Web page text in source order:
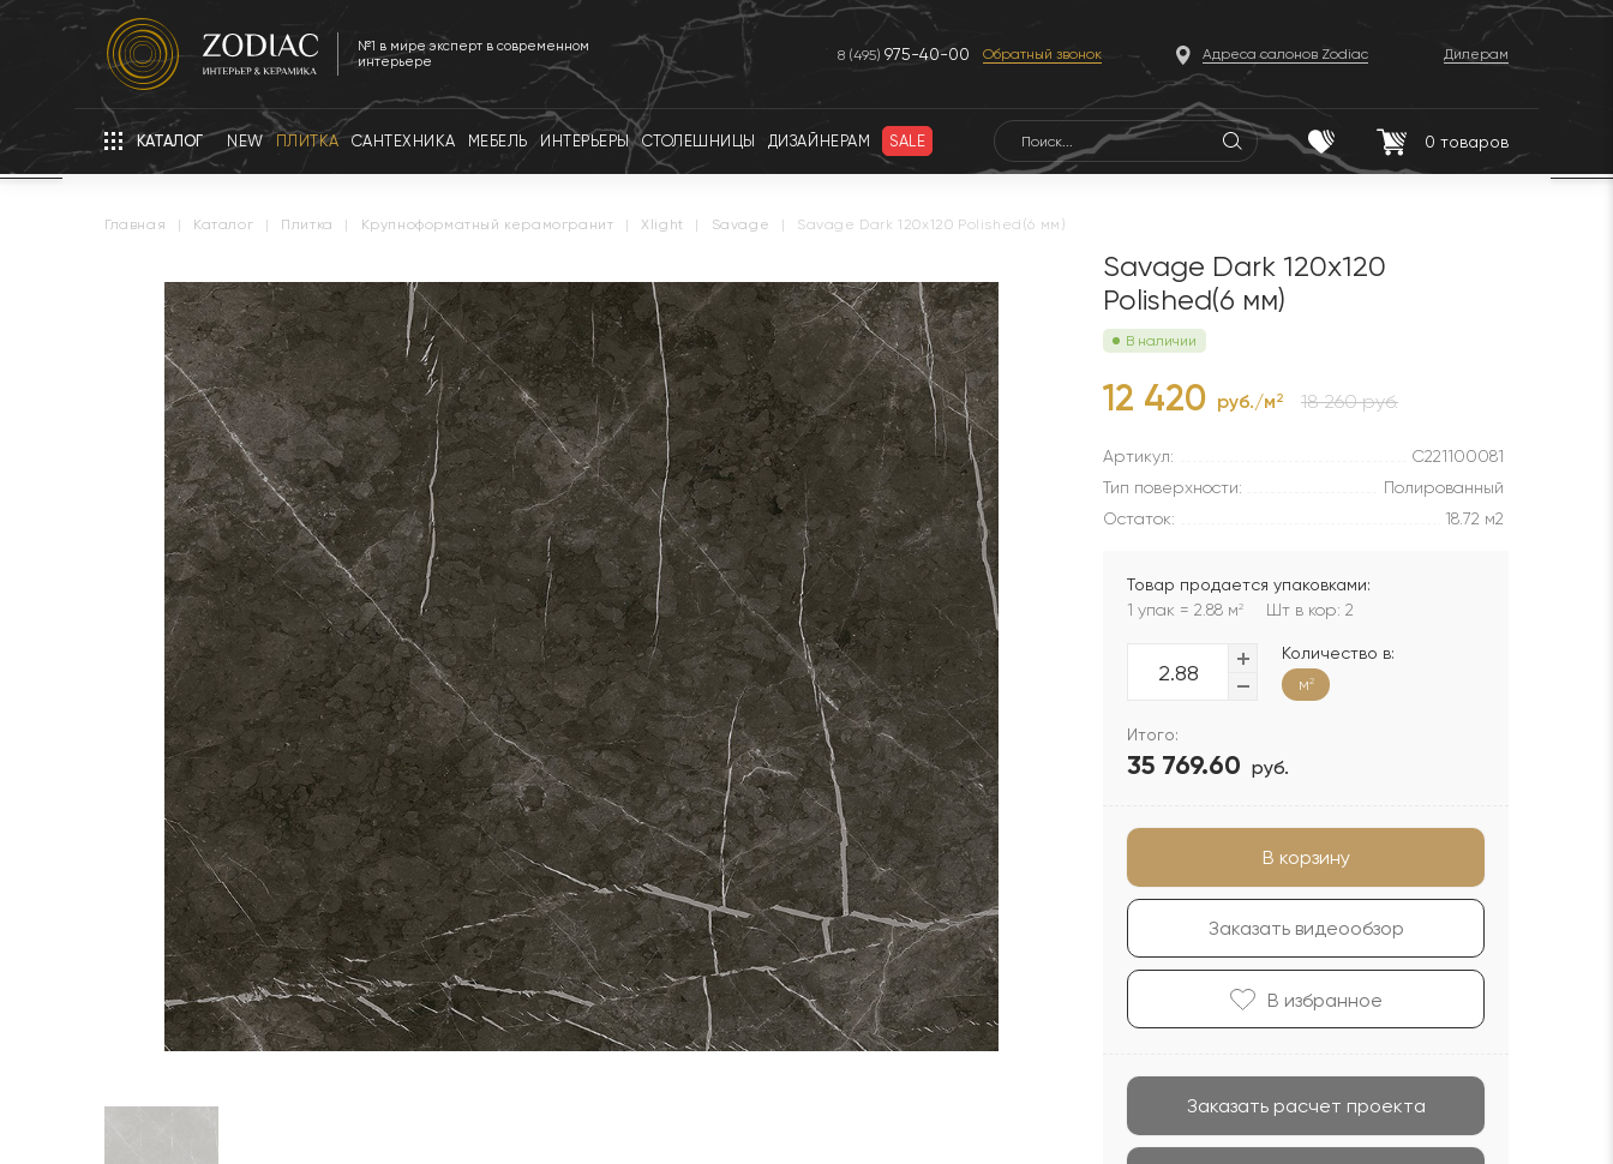
№1 в мире эксперт в современном
интерьере
8 (495) 975-40-00 Обратный звонок Адреса салонов Zodiac Дилерам
КАТАЛОГ NEW ПЛИТКА САНТЕХНИКА МЕБЕЛЬ ИНТЕРЬЕРЫ СТОЛЕШНИЦЫ ДИЗАЙНЕРАМ SALE 0 товаров
главная | каталог | плитка | крупноформатный керамогранит | xlight | savage | Savage Dark 120x120 Polished(6 мм)
Savage Dark 120x120
Polished(6 мм)
В наличии
12 420 руб./м2 18 260 руб.
Артикул:
C221100081
Тип поверхности:
Полированный
Остаток:
18.72 м2
Товар продается упаковками:
1 упак = 2.88 м2 Шт в кор: 2
Количество в:
м2
Итого:
35 769.60 руб.
В корзину
Заказать видеообзор
В избранноe
Заказать расчет проекта